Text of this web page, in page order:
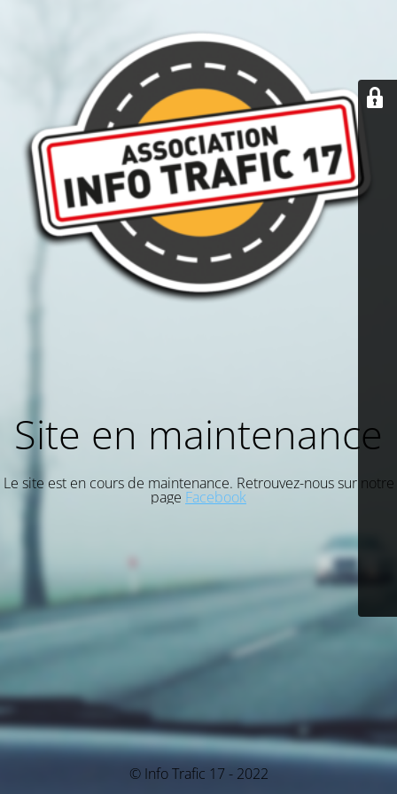
Site en maintenance
Le site est en cours de maintenance. Retrouvez-nous sur notre
page Facebook
© Info Trafic 17 - 2022